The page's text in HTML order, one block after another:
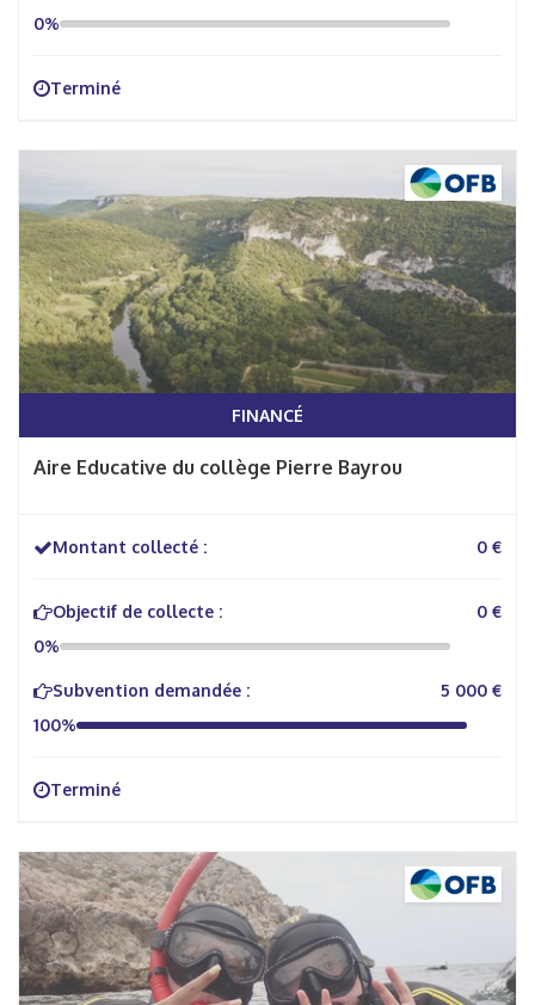
0%
Terminé
FINANCÉ
Aire Educative du collège Pierre Bayrou
Montant collecté : 0 €
Objectif de collecte :
0 €
0%
Subvention demandée :
5 000 €
100%
Terminé